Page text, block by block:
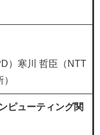
）寒川 哲臣（NTT
ピューティング関